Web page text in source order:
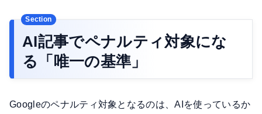
AI記事でペナルティ対象にな
る「唯一の基準」
Googleのペナルティ対象となるのは、AIを使っているか